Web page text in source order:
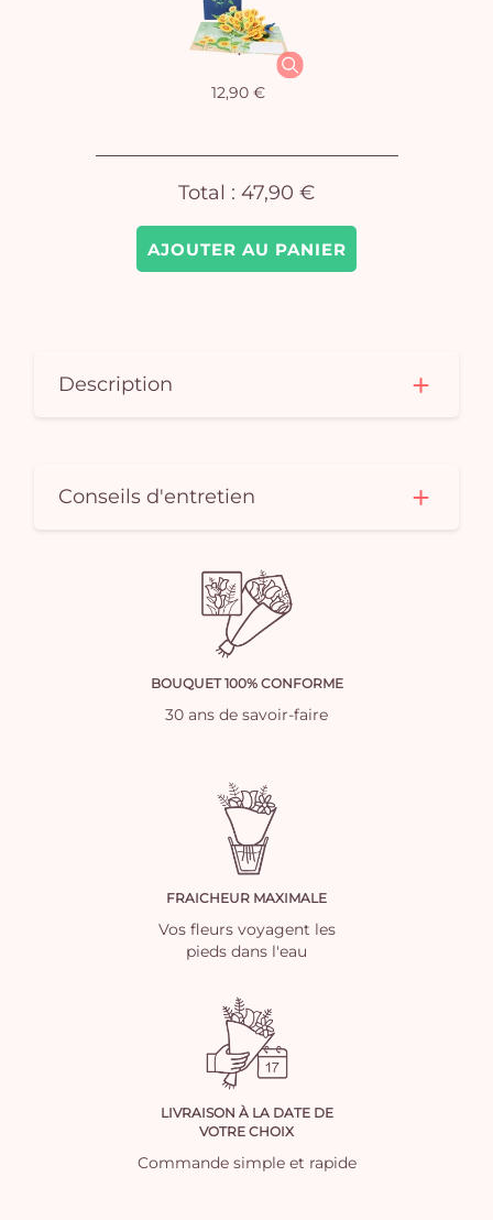
AJOUTER AU PANIER
12,90 €
Total : 47,90 €
Description
Conseils d'entretien
BOUQUET 100% CONFORME
30 ans de savoir-faire
FRAICHEUR MAXIMALE
Vos fleurs voyagent les
pieds dans l'eau
LIVRAISON À LA DATE DE
VOTRE CHOIX
Commande simple et rapide